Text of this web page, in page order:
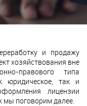
и продажу
хозяйствования вне
правового типа
юридическое, так и
лицензии
мы поговорим далее.